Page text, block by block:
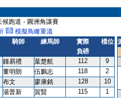
候跑道 - 圓洲角讓賽
模擬鳥瞰重溫
騎師 練馬師
實際
負磅
檔位
鍾易禮 葉楚航 112
9
董明朗 伍鵬志 118
2
布文 廖康銘 128
10
湯普新 賀賢 115 1